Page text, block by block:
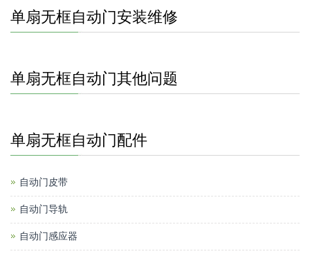
单扇无框自动门安装维修
单扇无框自动门其他问题
单扇无框自动门配件
自动门皮带
自动门导轨
自动门感应器